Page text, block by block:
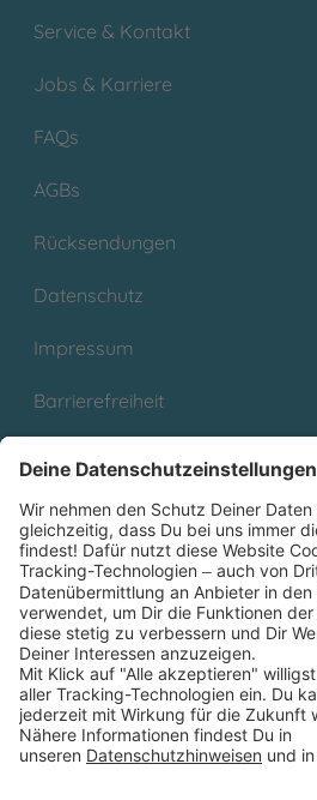
Service & Kontakt
Jobs & Karriere
FAQs
AGBs
Rücksendungen
Datenschutz
Impressum
Barrierefreiheit
Partnerprogramm (Affiliate)
Folge uns auf
* Versandkostenfrei ab 9,00 €
Deutschlands
** Lieferzeit 1-3 Werktage